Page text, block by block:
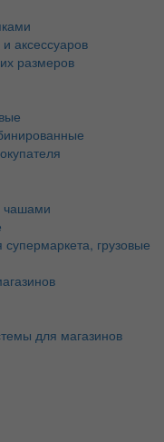
аксессуаров
размеров
чашами
грузовые
для магазинов